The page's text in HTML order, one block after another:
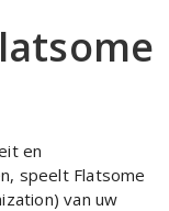
en
speelt Flatsome
van uw